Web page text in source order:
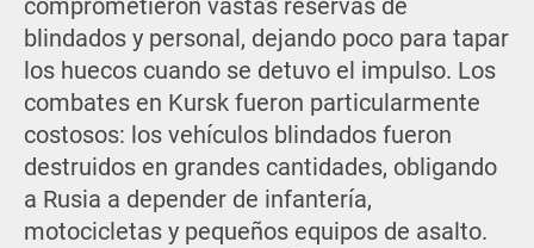
comprometieron vastas reservas de
blindados y personal, dejando poco para tapar
los huecos cuando se detuvo el impulso. Los
combates en Kursk fueron particularmente
costosos: los vehículos blindados fueron
destruidos en grandes cantidades, obligando
a Rusia a depender de infantería,
motocicletas y pequeños equipos de asalto.